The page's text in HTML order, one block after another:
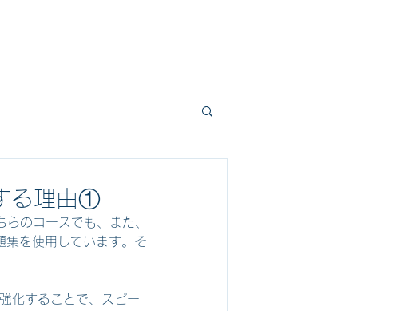
る理由①
のコースでも、また、
集を使用しています。そ
化することで、スピー